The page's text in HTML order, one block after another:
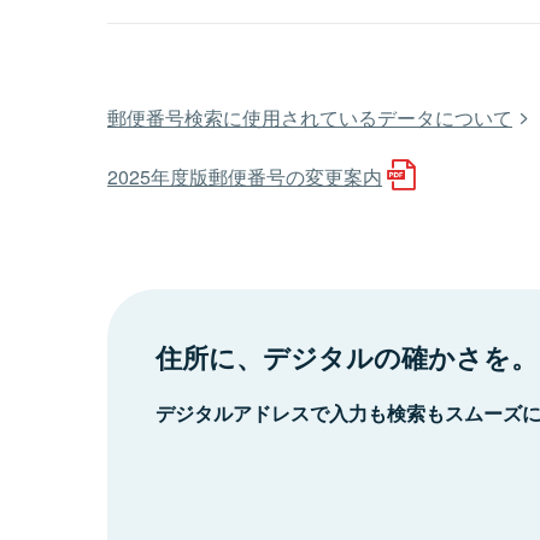
郵便番号検索に使用されているデータについて
2025年度版郵便番号の変更案内
住所に、デジタルの確かさを。
デジタルアドレスで入力も検索もスムーズ